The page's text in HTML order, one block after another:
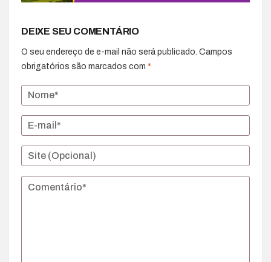
DEIXE SEU COMENTÁRIO
O seu endereço de e-mail não será publicado. Campos
obrigatórios são marcados com *